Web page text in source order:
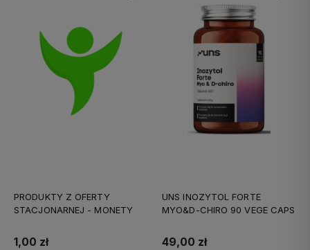
PRODUKTY Z OFERTY
STACJONARNEJ - MONETY
1,00 zł
UNS INOZYTOL FORTE
MYO&D-CHIRO 90 VEGE CAPS
49,00 zł